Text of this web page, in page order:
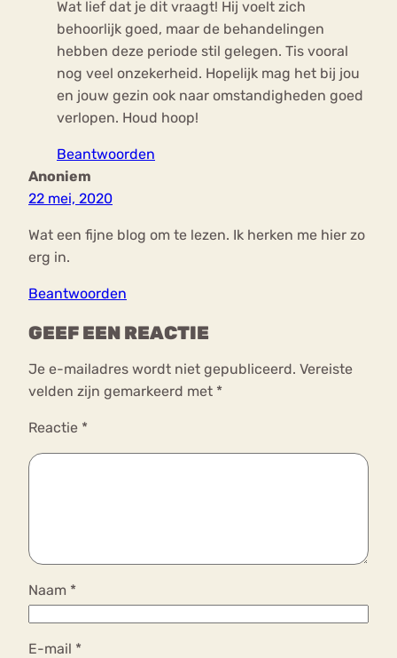
Wat lief dat je dit vraagt! Hij voelt zich
behoorlijk goed, maar de behandelingen
hebben deze periode stil gelegen. Tis vooral
nog veel onzekerheid. Hopelijk mag het bij jou
en jouw gezin ook naar omstandigheden goed
verlopen. Houd hoop!
Beantwoorden
Anoniem
22 mei, 2020
Wat een fijne blog om te lezen. Ik herken me hier zo
erg in.
Beantwoorden
GEEF EEN REACTIE
Je e-mailadres wordt niet gepubliceerd. Vereiste
velden zijn gemarkeerd met *
Reactie *
Naam *
E-mail *